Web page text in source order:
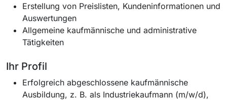
Erstellung von Preislisten, Kundeninformationen und
Auswertungen
Allgemeine kaufmännische und administrative
Tätigkeiten
Ihr Profil
Erfolgreich abgeschlossene kaufmännische
Ausbildung, z. B. als Industriekaufmann (m/w/d),